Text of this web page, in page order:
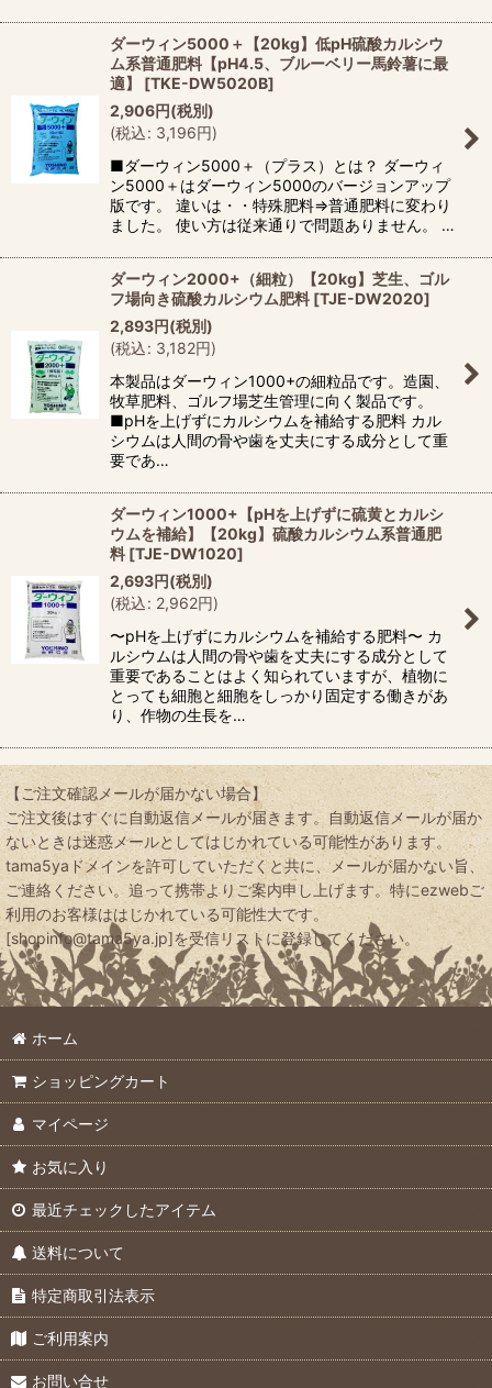
ダーウィン5000＋【20kg】低pH硫酸カルシウ
ム系普通肥料【pH4.5、ブルーベリー馬鈴薯に最
適】
[TKE-DW5020B]
2,906円(税別)
(税込: 3,196円)
■ダーウィン5000＋（プラス）とは？ ダーウィ
ン5000＋はダーウィン5000のバージョンアップ
版です。 違いは・・特殊肥料⇒普通肥料に変わり
ました。 使い方は従来通りで問題ありません。 …
ダーウィン2000+（細粒）【20kg】芝生、ゴル
フ場向き硫酸カルシウム肥料 [TJE-DW2020]
2,893円(税別)
(税込: 3,182円)
本製品はダーウィン1000+の細粒品です。造園、
牧草肥料、ゴルフ場芝生管理に向く製品です。
■pHを上げずにカルシウムを補給する肥料 カル
シウムは人間の骨や歯を丈夫にする成分として重
要であ…
ダーウィン1000+【pHを上げずに硫黄とカルシ
ウムを補給】【20kg】硫酸カルシウム系普通肥
料 [TJE-DW1020]
2,693円(税別)
(税込: 2,962円)
〜pHを上げずにカルシウムを補給する肥料〜 カ
ルシウムは人間の骨や歯を丈夫にする成分として
重要であることはよく知られていますが、植物に
とっても細胞と細胞をしっかり固定する働きがあ
り、作物の生長を…
【ご注文確認メールが届かない場合】
ご注文後はすぐに自動返信メールが届きます。自動返信メールが届か
ないときは迷惑メールとしてはじかれている可能性があります。
tama5yaドメインを許可していただくと共に、メールが届かない旨、
ご連絡ください。追って携帯よりご案内申し上げます。特にezwebご
利用のお客様ははじかれている可能性大です。
[shopinfo@tama5ya.jp]を受信リストに登録してください。
ホーム
ショッピングカート
マイページ
お気に入り
最近チェックしたアイテム
送料について
特定商取引法表示
ご利用案内
お問い合せ